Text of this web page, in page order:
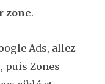
zone.
Ads, allez
puis Zones